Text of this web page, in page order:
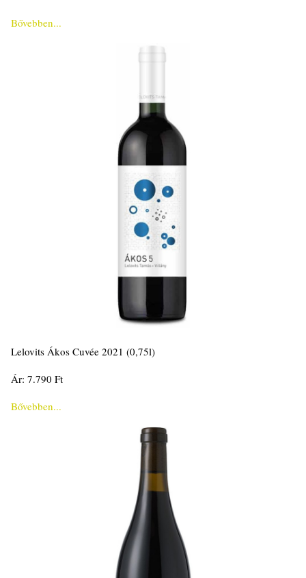
Bővebben...
Lelovits Ákos Cuvée 2021 (0,75l)
Ár: 7.790 Ft
Bővebben...